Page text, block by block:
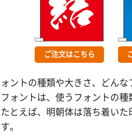
ご注文はこちら
ントの種類や大きさ、どん
ォントは、使うフォントの
とえば、明朝体は落ち着い
。